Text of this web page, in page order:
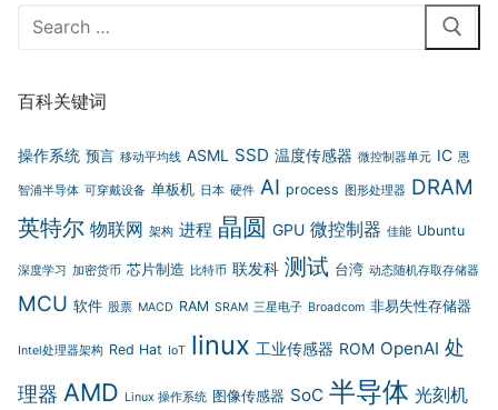
Search
百科关键词
操作系统 预言 移动平均线 ASML SSD 温度传感器 微控制器单元 IC 恩
智浦半导体 可穿戴设备 单板机 日本 硬件 AI process 图形处理器 DRAM
英特尔 物联网 架构 进程 晶圆 GPU 微控制器 佳能 Ubuntu
深度学习 加密货币 芯片制造 比特币 联发科 测试 台湾 动态随机存取存储器
MCU 软件 股票 MACD RAM SRAM 三星电子 Broadcom 非易失性存储器
Intel处理器架构 Red Hat IoT linux 工业传感器 ROM OpenAI 处
理器 AMD Linux 操作系统 图像传感器 SoC 半导体 光刻机